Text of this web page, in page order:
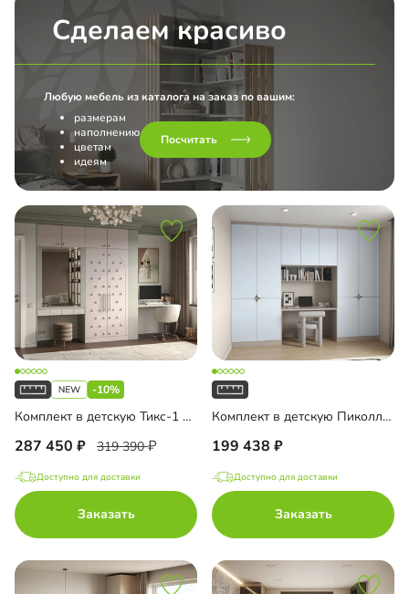
Top Line
4 в 1
L Hettich
двери
Сделаем красиво
Любую мебель из каталога на заказ по вашим:
размерам
наполнению
цветам
идеям
Посчитать
-10%
Комплект в детскую Тикс-1 Эмаль
287 450 319 390
Доступно для доставки
Заказать
Комплект в детскую Пиколлия-3
199 438
Доступно для доставки
Заказать